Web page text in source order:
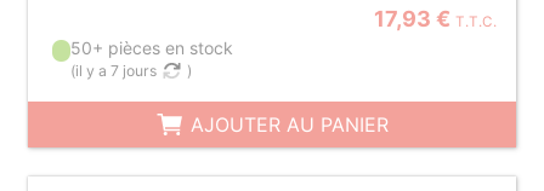
17,93 € T.T.C.
50+ pièces en stock
(il y a 7 jours )
AJOUTER AU PANIER